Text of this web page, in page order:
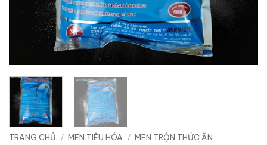
TRANG CHỦ / MEN TIÊU HÓA / MEN TRỘN THỨC ĂN